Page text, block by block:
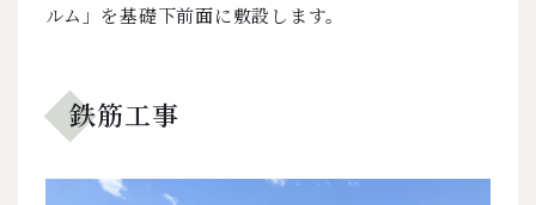
ルム」を基礎下前面に敷設します。
鉄筋工事